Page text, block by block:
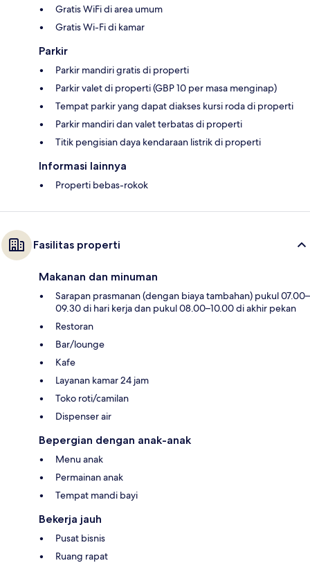
Gratis WiFi di area umum
Gratis Wi-Fi di kamar
Parkir
Parkir mandiri gratis di properti
Parkir valet di properti (GBP 10 per masa menginap)
Tempat parkir yang dapat diakses kursi roda di properti
Parkir mandiri dan valet terbatas di properti
Titik pengisian daya kendaraan listrik di properti
Informasi lainnya
Properti bebas-rokok
Fasilitas properti
Makanan dan minuman
Sarapan prasmanan (dengan biaya tambahan) pukul 07.00–
09.30 di hari kerja dan pukul 08.00–10.00 di akhir pekan
Restoran
Bar/lounge
Kafe
Layanan kamar 24 jam
Toko roti/camilan
Dispenser air
Bepergian dengan anak-anak
Menu anak
Permainan anak
Tempat mandi bayi
Bekerja jauh
Pusat bisnis
Ruang rapat